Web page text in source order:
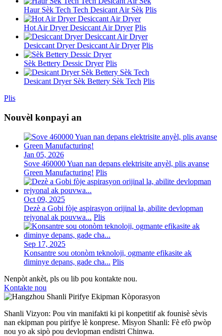
Haur Sèk Tech Tech Desicant Air Sèk Plis
Hot Air Dryer Desiccant Air Dryer Plis
Desiccant Dryer Desiccant Air Dryer Plis
Sèk Bettery Dessic Dryer Plis
Desicant Dryer Sèk Bettery Sèk Tech Plis
Plis
Nouvèl konpayi an
Jan 05, 2026
Sove 460000 Yuan nan depans elektrisite anyèl, plis avanse
Green Manufacturing! Plis
Oct 09, 2025
Dezè a Gobi fòje aspirasyon orijinal la, abilite devlopman
rejyonal ak pouvwa... Plis
Sep 17, 2025
Konsantre sou otonòm teknoloji, ogmante efikasite ak
diminye depans, gade cha... Plis
Nenpòt ankèt, pls ou lib pou kontakte nou.
Kontakte nou
Shanli Vizyon: Pou vin manifakti ki pi konpetitif ak founisè sèvis
nan ekipman pou pirifye lè konprese. Misyon Shanli: Fè efò pwòp
nou yo ak sipò pou devlopman endistri Chinwa.